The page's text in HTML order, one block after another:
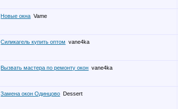
Новые окна Vame
Силикагель купить оптом
vane4ka
Вызвать мастера по ремонту окон vane4ka
Замена окон Одинцово
Dessert